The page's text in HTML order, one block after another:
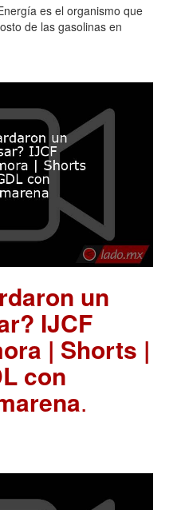
es el organismo que
de las gasolinas en
un
IJCF
| Shorts |
con
.